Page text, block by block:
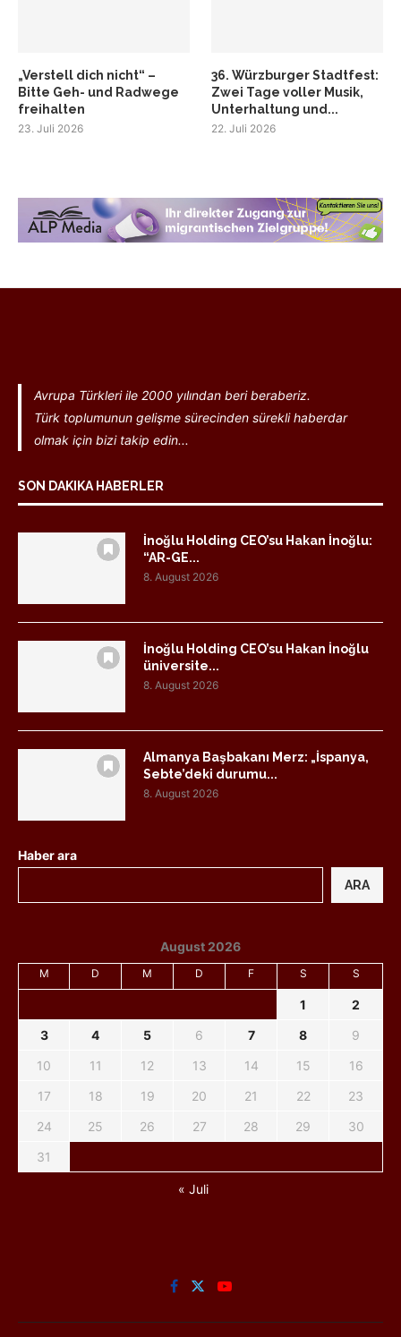
„Verstell dich nicht“ –
Bitte Geh- und Radwege
freihalten
23. Juli 2026
36. Würzburger Stadtfest:
Zwei Tage voller Musik,
Unterhaltung und...
22. Juli 2026
Avrupa Türkleri ile 2000 yılından beri beraberiz.
Türk toplumunun gelişme sürecinden sürekli haberdar
olmak için bizi takip edin...
SON DAKIKA HABERLER
İnoğlu Holding CEO’su Hakan İnoğlu:
“AR-GE...
8. August 2026
İnoğlu Holding CEO’su Hakan İnoğlu
üniversite...
8. August 2026
Almanya Başbakanı Merz: „İspanya,
Sebte’deki durumu...
8. August 2026
Haber ara
ARA
August 2026
M D M D F S S
1
2
3
4 5 6 7 8
9
10
11 12 13 14 15
16
17
18 19 20 21 22
23
24
25 26 27 28 29
30
31
« Juli